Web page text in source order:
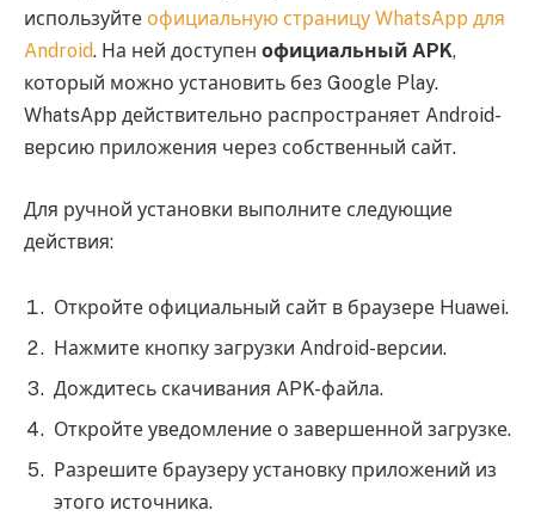
используйте официальную страницу WhatsApp для
Android. На ней доступен официальный APK,
который можно установить без Google Play.
WhatsApp действительно распространяет Android-
версию приложения через собственный сайт.
Для ручной установки выполните следующие
действия:
Откройте официальный сайт в браузере Huawei.
Нажмите кнопку загрузки Android-версии.
Дождитесь скачивания APK-файла.
Откройте уведомление о завершенной загрузке.
Разрешите браузеру установку приложений из
этого источника.